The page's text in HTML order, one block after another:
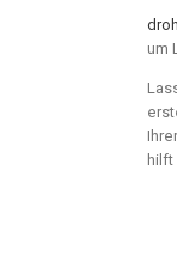
um
hilft